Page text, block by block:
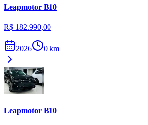
Leapmotor B10
R$ 182.990,00
2026 0 km
Leapmotor B10